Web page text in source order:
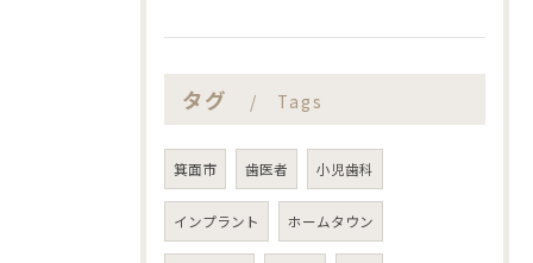
タグ Tags
箕面市 歯医者 小児歯科
インプラント ホームタウン